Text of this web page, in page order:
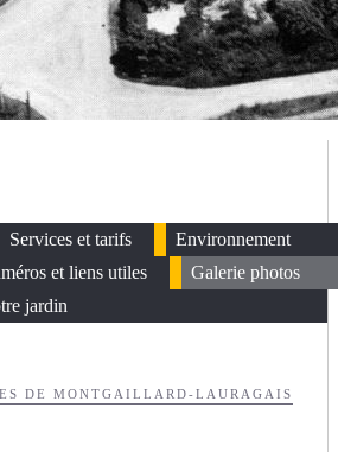
Services et tarifs
Environnement
et liens utiles
Galerie photos
jardin
DE MONTGAILLARD-LAURAGAIS